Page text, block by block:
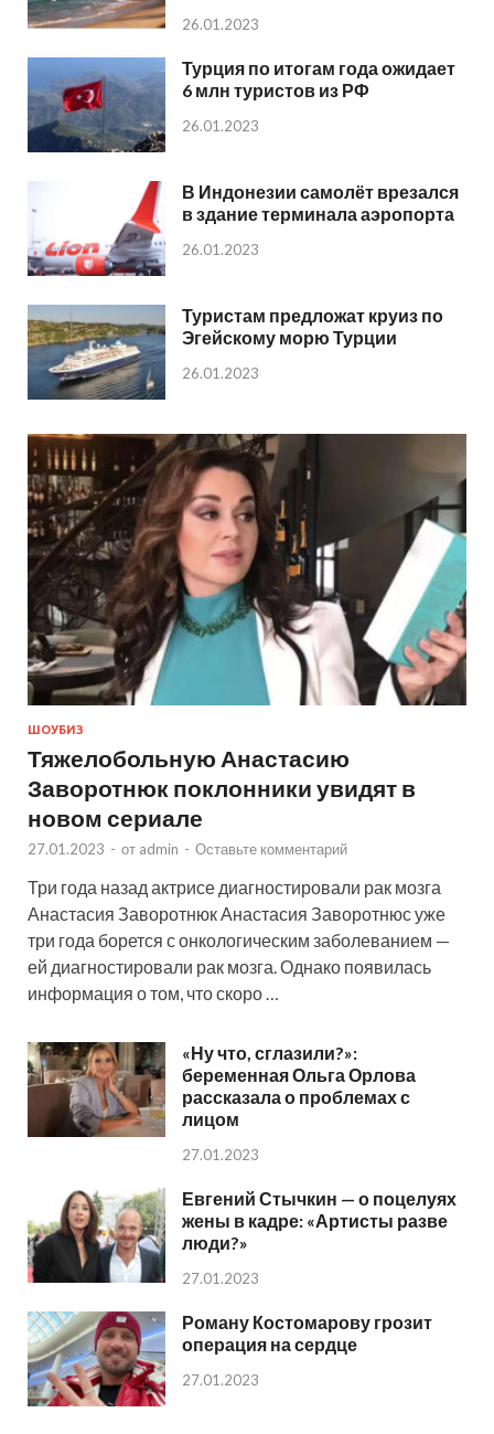
26.01.2023
Турция по итогам года ожидает
6 млн туристов из РФ
26.01.2023
В Индонезии самолёт врезался
в здание терминала аэропорта
26.01.2023
Туристам предложат круиз по
Эгейскому морю Турции
26.01.2023
ШОУБИЗ
Тяжелобольную Анастасию
Заворотнюк поклонники увидят в
новом сериале
27.01.2023 - от admin - Оставьте комментарий
Три года назад актрисе диагностировали рак мозга
Анастасия Заворотнюк Анастасия Заворотнюс уже
три года борется с онкологическим заболеванием —
ей диагностировали рак мозга. Однако появилась
информация о том, что скоро …
«Ну что, сглазили?»:
беременная Ольга Орлова
рассказала о проблемах с
лицом
27.01.2023
Евгений Стычкин — о поцелуях
жены в кадре: «Артисты разве
люди?»
27.01.2023
Роману Костомарову грозит
операция на сердце
27.01.2023